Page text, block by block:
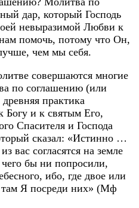
дар, который Господь
невыразимой Любви к
помочь, потому что Он,
чем мы себя.
совершаются многие
по соглашению (или
практика
Богу и к святым Его,
Спасителя и Господа
сказал: «Истинно …
вас согласятся на земле
бы ни попросили,
ибо, где двое или
Я посреди них» (Мф